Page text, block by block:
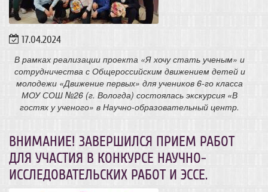
17.04.2024
В рамках реализации проекта «Я хочу стать ученым» и
сотрудничества с Общероссийским движением детей и
молодежи «Движение первых» для учеников 6-го класса
МОУ СОШ №26 (г. Вологда) состоялась экскурсия «В
гостях у ученого» в Научно-образовательный центр.
ВНИМАНИЕ! ЗАВЕРШИЛСЯ ПРИЕМ РАБОТ
ДЛЯ УЧАСТИЯ В КОНКУРСЕ НАУЧНО-
ИССЛЕДОВАТЕЛЬСКИХ РАБОТ И ЭССЕ.